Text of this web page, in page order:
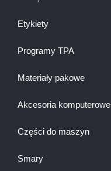
Etykiety
Programy TPA
Materiały pakowe
Akcesoria komputerowe
Części do maszyn
Smary